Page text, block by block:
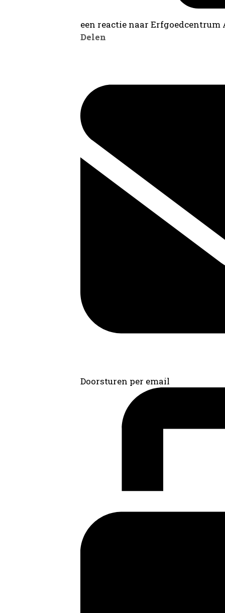
een reactie naar
Delen
Doorsturen per email